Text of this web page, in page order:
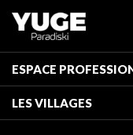
ESPACE
Classement des
LES VILLAGES